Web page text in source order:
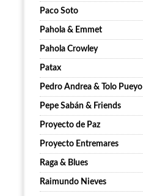
Paco Soto
Pahola & Emmet
Pahola Crowley
Patax
Pedro Andrea & Tolo Pueyo
Pepe Sabán & Friends
Proyecto de Paz
Proyecto Entremares
Raga & Blues
Raimundo Nieves